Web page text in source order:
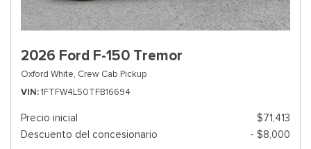
2026 Ford F-150 Tremor
Oxford White, Crew Cab Pickup
VIN 1FTFW4L50TFB16694
Precio inicial
$71,413
Descuento del concesionario
- $8,000